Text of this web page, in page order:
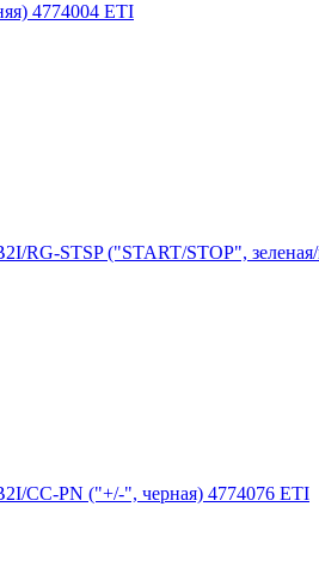
4774004 ETI
RG-STSP ("START/STOP",
CC-PN ("+/-", черная) 4774076 ETI